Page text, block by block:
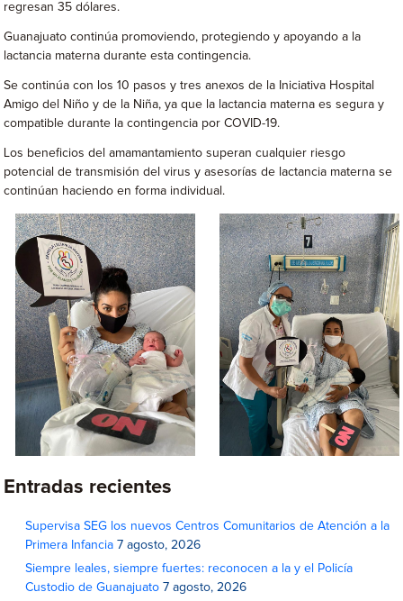
regresan 35 dólares.
Guanajuato continúa promoviendo, protegiendo y apoyando a la
lactancia materna durante esta contingencia.
Se continúa con los 10 pasos y tres anexos de la Iniciativa Hospital
Amigo del Niño y de la Niña, ya que la lactancia materna es segura y
compatible durante la contingencia por COVID-19.
Los beneficios del amamantamiento superan cualquier riesgo
potencial de transmisión del virus y asesorías de lactancia materna se
continúan haciendo en forma individual.
Entradas recientes
Supervisa SEG los nuevos Centros Comunitarios de Atención a la
Primera Infancia 7 agosto, 2026
Siempre leales, siempre fuertes: reconocen a la y el Policía
Custodio de Guanajuato 7 agosto, 2026